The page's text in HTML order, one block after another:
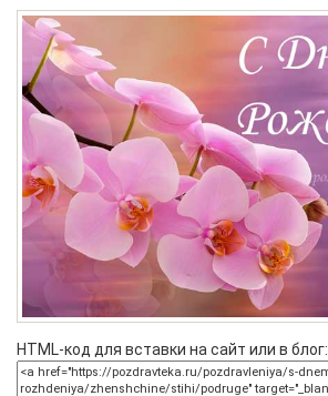
HTML-код для вставки на сайт или в блог: